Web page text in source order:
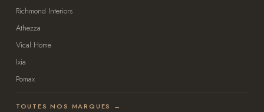
Richmond Interiors
Athezza
Vical Home
Ixia
Pomax
TOUTES NOS MARQUES →